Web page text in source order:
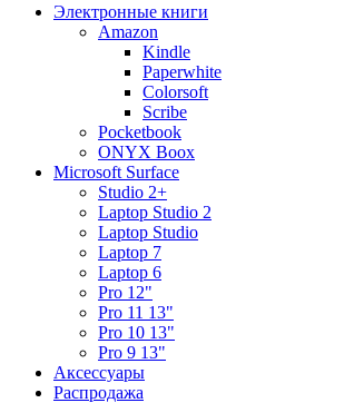
Электронные книги
Amazon
Kindle
Paperwhite
Colorsoft
Scribe
Pocketbook
ONYX Boox
Microsoft Surface
Studio 2+
Laptop Studio 2
Laptop Studio
Laptop 7
Laptop 6
Pro 12"
Pro 11 13"
Pro 10 13"
Pro 9 13"
Аксессуары
Распродажа